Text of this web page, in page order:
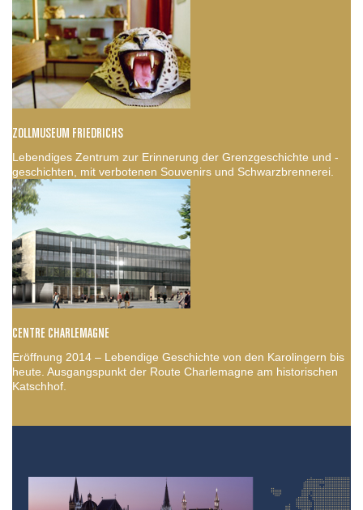
ZOLLMUSEUM FRIEDRICHS
Lebendiges Zentrum zur Erinnerung der Grenzgeschichte und -
geschichten, mit verbotenen Souvenirs und Schwarzbrennerei.
CENTRE CHARLEMAGNE
Eröffnung 2014 – Lebendige Geschichte von den Karolingern bis
heute. Ausgangspunkt der Route Charlemagne am historischen
Katschhof.